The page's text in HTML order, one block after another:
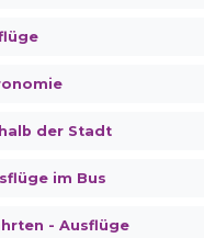
der Stadt
im Bus
- Ausflüge